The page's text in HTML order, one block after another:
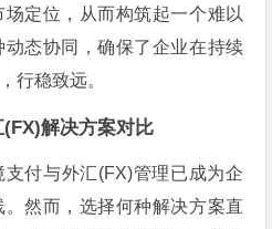
定位，从而构筑起一个难以
态协同，确保了企业在持续
行稳致远。
解决方案对比
付与外汇(FX)管理已成为企
然而，选择何种解决方案直